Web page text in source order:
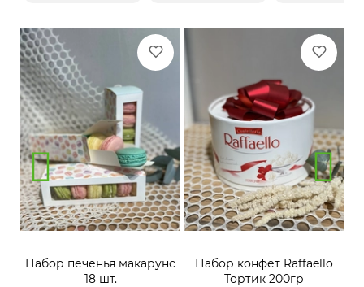
Набор печенья макарунс
18 шт.
Набор конфет Raffaello
Тортик 200гр